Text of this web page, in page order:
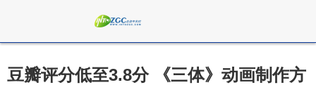
豆瓣评分低至3.8分 《三体》动画制作方